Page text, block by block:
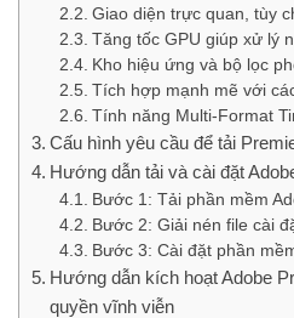
Giao diện trực quan, tùy
Tăng tốc GPU giúp xử lý
Kho hiệu ứng và bộ lọc
Tích hợp mạnh mẽ với
Tính năng Multi-Format
Cấu hình yêu cầu để tải
Hướng dẫn tải và cài đặt
Bước 1: Tải phần mềm
Bước 2: Giải nén file cài
Bước 3: Cài đặt phần
Hướng dẫn kích hoạt Adobe
quyền vĩnh viễn